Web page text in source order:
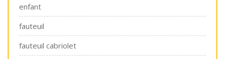
enfant
fauteuil
fauteuil cabriolet